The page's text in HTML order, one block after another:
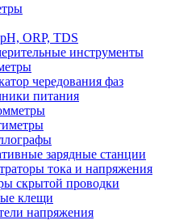
ORP, TDS
инструменты
чередования фаз
питания
зарядные станции
тока и напряжения
скрытой проводки
клещи
напряжения